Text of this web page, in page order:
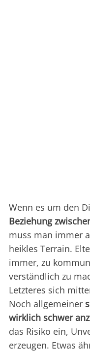
Wenn es um den
Beziehung
muss man immer
heikles Terrain.
immer, zu
verständlich zu
Letzteres sich
Noch allgemeiner
wirklich schwer
das Risiko ein,
erzeugen. Etwas